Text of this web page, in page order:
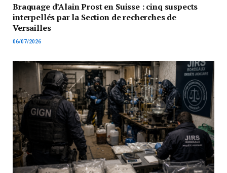
Braquage d’Alain Prost en Suisse : cinq suspects
interpellés par la Section de recherches de
Versailles
06/07/2026